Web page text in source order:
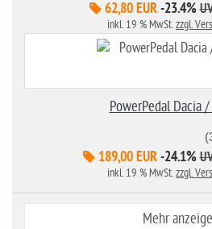
62,80 EUR -23.4%
inkl. 19 % MwSt.zzgl.
PowerPedal Dacia
189,00 EUR -24.1%
inkl. 19 % MwSt.zzgl.
Mehr